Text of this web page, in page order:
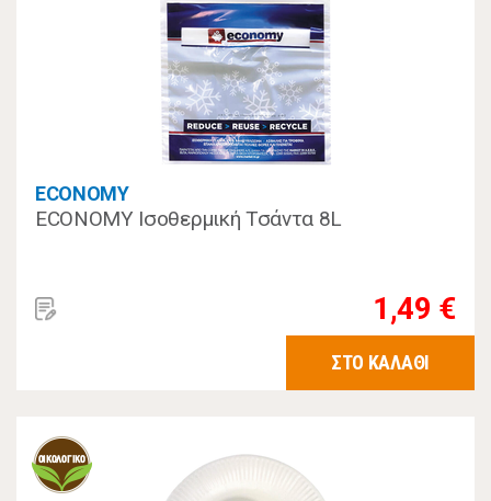
ECONOMY
ECONOMY Ισοθερμική Τσάντα 8L
1,49 €
ΣΤΟ ΚΑΛΑΘΙ